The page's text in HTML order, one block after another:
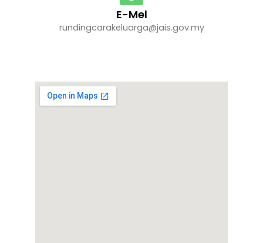
E-Mel
rundingcarakeluarga@jais.gov.my